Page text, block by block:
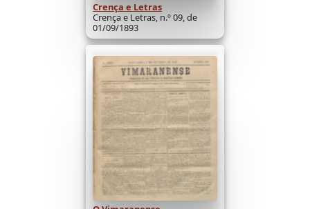
Crença e Letras
Crença e Letras, n.º 09, de
01/09/1893